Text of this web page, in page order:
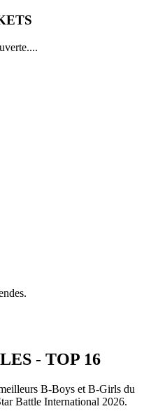
- TOP 16
B-Boys et B-Girls du
Battle International 2026.